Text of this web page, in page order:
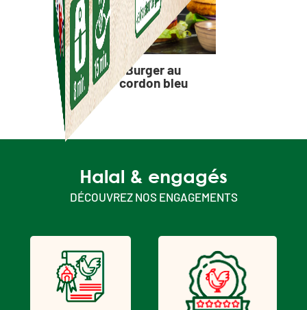
Burger au
cordon bleu
Halal & engagés
DÉCOUVREZ NOS ENGAGEMENTS